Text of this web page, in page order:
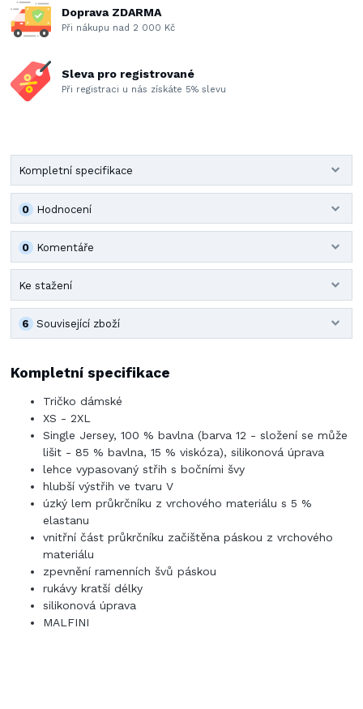
Doprava ZDARMA
Při nákupu nad 2 000 Kč
Sleva pro registrované
Při registraci u nás získáte 5% slevu
Kompletní specifikace
Hodnocení
0
Komentáře
0
Ke stažení
Související zboží
6
Kompletní specifikace
Tričko dámské
XS - 2XL
Single Jersey, 100 % bavlna (barva 12 - složení se může
lišit - 85 % bavlna, 15 % viskóza), silikonová úprava
lehce vypasovaný střih s bočními švy
hlubší výstřih ve tvaru V
úzký lem průkrčníku z vrchového materiálu s 5 %
elastanu
vnitřní část průkrčníku začištěna páskou z vrchového
materiálu
zpevnění ramenních švů páskou
rukávy kratší délky
silikonová úprava
MALFINI